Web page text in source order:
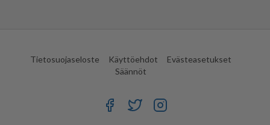
Tietosuojaseloste Käyttöehdot
Evästeasetukset
Säännöt